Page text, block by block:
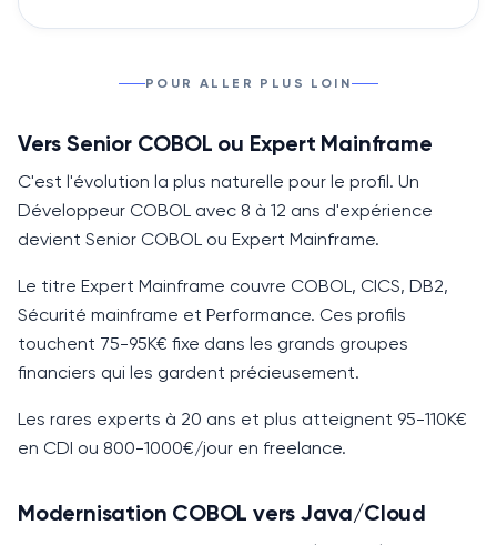
POUR ALLER PLUS LOIN
Vers Senior COBOL ou Expert Mainframe
C'est l'évolution la plus naturelle pour le profil. Un
Développeur COBOL avec 8 à 12 ans d'expérience
devient Senior COBOL ou Expert Mainframe.
Le titre Expert Mainframe couvre COBOL, CICS, DB2,
Sécurité mainframe et Performance. Ces profils
touchent 75-95K€ fixe dans les grands groupes
financiers qui les gardent précieusement.
Les rares experts à 20 ans et plus atteignent 95-110K€
en CDI ou 800-1000€/jour en freelance.
Modernisation COBOL vers Java/Cloud